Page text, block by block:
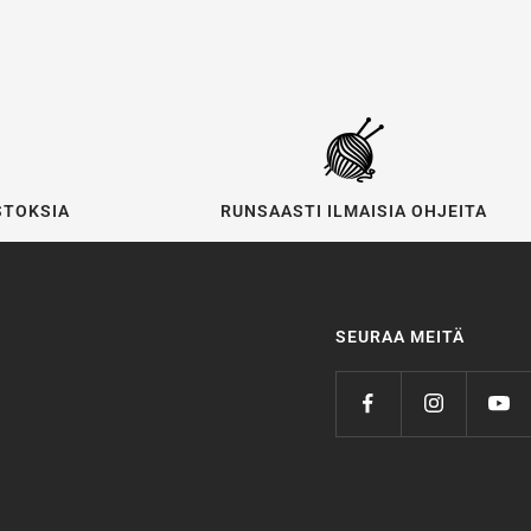
RUNSAASTI ILMAISIA OHJEITA
SEURAA MEITÄ